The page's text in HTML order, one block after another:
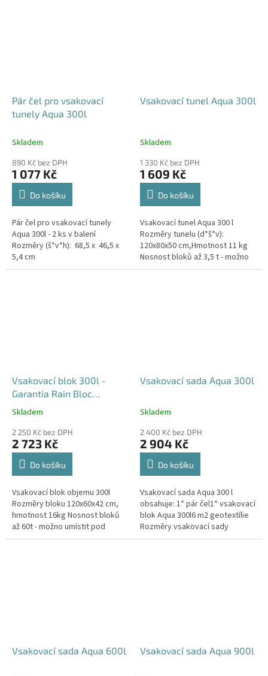
Pár čel pro vsakovací
tunely Aqua 300l
Skladem
890 Kč bez DPH
1 077 Kč
Do košíku
Pár čel pro vsakovací tunely
Aqua 300l - 2 ks v balení
Rozměry (š*v*h): 68,5 x 46,5 x
5,4 cm
Vsakovací tunel Aqua 300l
Skladem
1 330 Kč bez DPH
1 609 Kč
Do košíku
Vsakovací tunel Aqua 300 l
Rozměry tunelu (d*š*v):
120x80x50 cm,Hmotnost 11 kg
Nosnost bloků až 3,5 t - možno
umístit pod parkovací stání do
Vsakovací blok 300l -
Garantia Rain Bloc
Compact
Průměrné
produktu
je
4,5
hvězdiček.
Skladem
2 250 Kč bez DPH
2 723 Kč
Do košíku
Vsakovací blok objemu 300l
Rozměry bloku 120x60x42 cm,
hmotnost 16kg Nosnost bloků
až 60t - možno umístit pod
parkovací stání, komunikace,
Vsakovací sada Aqua 300l
Průměrné
produktu
je
5,0
hvězdiček.
Skladem
2 400 Kč bez DPH
2 904 Kč
Do košíku
Vsakovací sada Aqua 300 l
obsahuje: 1* pár čel1* vsakovací
blok Aqua 300l6 m2 geotextílie
Rozměry vsakovací sady
120x80x52 cm Nosnost bloků až
Vsakovací sada Aqua 600l Vsakovací sada Aqua 900l